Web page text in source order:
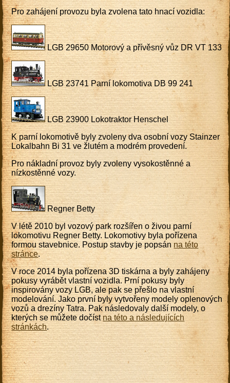
Pro zahájení provozu byla zvolena tato hnací vozidla:
LGB 29650 Motorový a přívěsný vůz DR VT 133
LGB 23741 Parní lokomotiva DB 99 241
LGB 23900 Lokotraktor Henschel
K parní lokomotivě byly zvoleny dva osobní vozy Stainzer
Lokalbahn Bi 31 ve žlutém a modrém provedení.
Pro nákladní provoz byly zvoleny vysokostěnné a
nízkostěnné vozy.
Regner Betty
V létě 2010 byl vozový park rozšířen o živou parní
lokomotivu Regner Betty. Lokomotivy byla pořízena
formou stavebnice. Postup stavby je popsánna této
stránce.
V roce 2014 byla pořízena 3D tiskárna a byly zahájeny
pokusy vyrábět vlastní vozidla. Prní pokusy byly
inspirovány vozy LGB, ale pak se přešlo na vlastní
modelování. Jako první byly vytvořeny modely oplenových
vozů a drezíny Tatra. Pak následovaly další modely, o
kterých se můžete dočístna této a následujících
stránkách.